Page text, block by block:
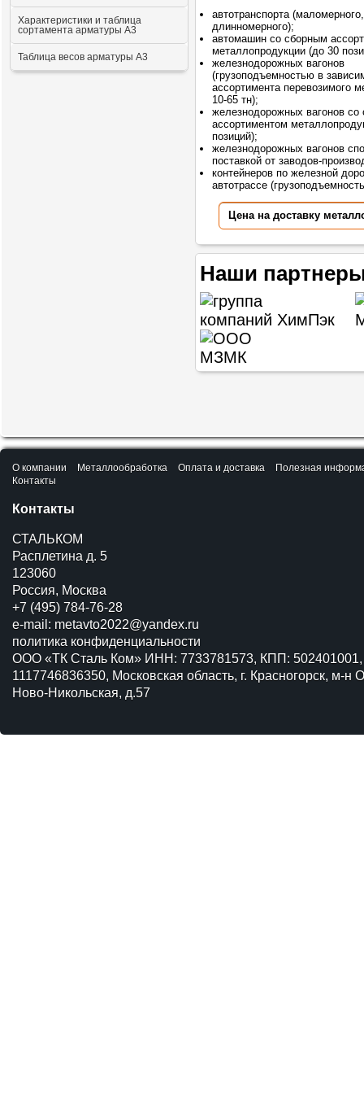
Характеристики и таблица
сортамента арматуры А3
Таблица весов арматуры А3
автотранспорта (маломерного,
длинномерного);
автомашин со сборным
металлопродукции (до 30
железнодорожных вагонов
(грузоподъемностью в
ассортимента перевозимого
10-65 тн);
железнодорожных вагонов со
ассортиментом
позиций);
железнодорожных вагонов
поставкой от заводов-
контейнеров по железной
автотрассе
Цена на доставку
Наши
О компании Металлообработка Оплата и доставка
Полезная
Контакты
Контакты
СТАЛЬКОМ
Расплетина д. 5
123060
Россия, Москва
+7 (495) 784-76-28
e-mail: metavto2022@yandex.ru
политика конфиденциальности
ООО «ТК Сталь Ком» ИНН: 7733781573, КПП:
1117746836350, Московская область, г. Красногорск, м-н
Ново-Никольская, д.57